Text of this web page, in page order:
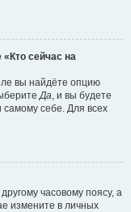
«Кто сейчас на
вы найдёте опцию
Да, и вы будете
себе. Для всех
часовому поясу, а
измените в личных